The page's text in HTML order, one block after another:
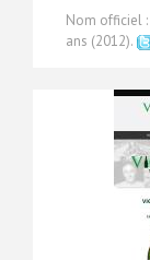
Nom officiel :
ans (2012).